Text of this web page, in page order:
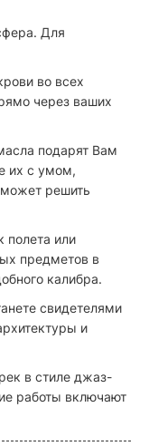
Для
во всех
через ваших
подарят Вам
их с умом,
решить
полета или
предметов в
калибра.
свидетелями
и
в стиле джаз-
работы включают